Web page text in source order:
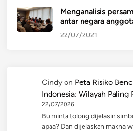
Menganalisis
antar negara
22/07/2021
Cindy on Peta Risiko
Indonesia: Wilayah Paling
22/07/2026
Bu minta tolong dijelasin
apaa? Dan dijelaskan makna